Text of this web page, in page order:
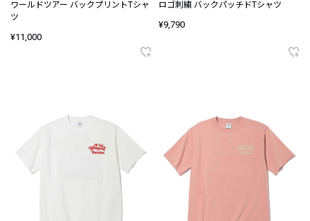
ワールドツアー バックプリントTシャ
ツ
¥11,000
ロゴ刺繍 バックパッチドTシャツ
¥9,790